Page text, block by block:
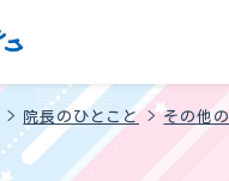
> 院長のひとこと>その他